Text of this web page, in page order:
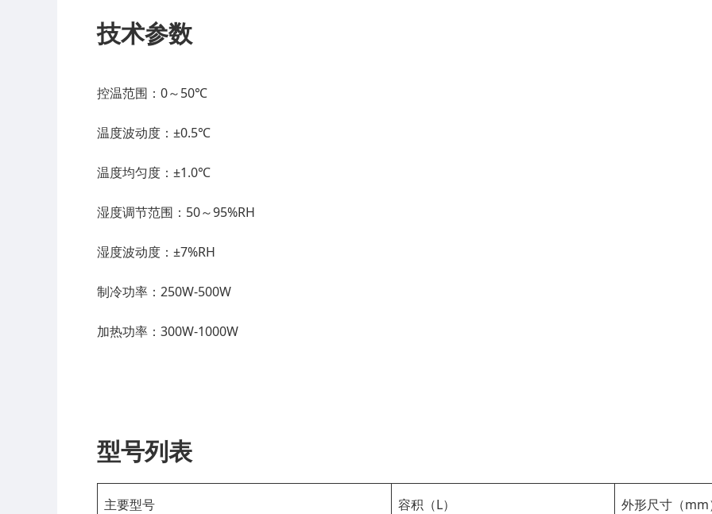
技术参数
控温范围：0～50℃
温度波动度：±0.5℃
温度均匀度：±1.0℃
湿度调节范围：50～95%RH
湿度波动度：±7%RH
制冷功率：250W-500W
加热功率：300W-1000W
型号列表
主要型号 容积（L） 外形尺寸（mm